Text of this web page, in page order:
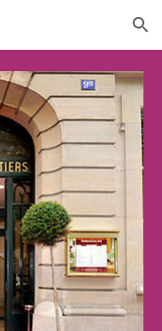
Skip to navigation